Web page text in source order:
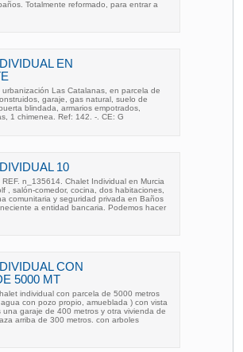
Totalmente reformado, para entrar a
EN
urbanización Las Catalanas, en parcela de
garaje, gas natural, suelo de
blindada, armarios empotrados,
1 chimenea. Ref: 142. -. CE: G
10
n_135614. Chalet Individual en Murcia
, salón-comedor, cocina, dos habitaciones,
comunitaria y seguridad privada en Baños
a entidad bancaria. Podemos hacer
CON
5000 MT
individual con parcela de 5000 metros
con pozo propio, amueblada ) con vista
una garaje de 400 metros y otra vivienda de
arriba de 300 metros. con arboles